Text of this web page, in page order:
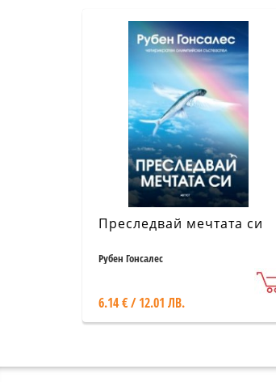
Преследвай мечтата си
Рубен Гонсалес
6.14 € / 12.01 ЛВ.